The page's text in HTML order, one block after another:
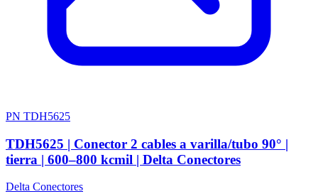
PN TDH5625
TDH5625 | Conector 2 cables a varilla/tubo 90° |
tierra | 600–800 kcmil | Delta Conectores
Delta Conectores